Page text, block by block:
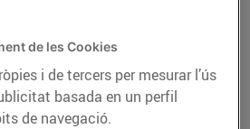
de les Cookies
i de tercers per mesurar l’ús
basada en un perfil
de navegació.